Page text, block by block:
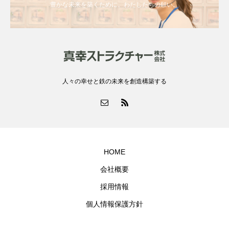
豊かな未来を築くために。わたしたちの願い。
人々の幸せと鉄の未来を創造構築する
HOME
会社概要
採用情報
個人情報保護方針